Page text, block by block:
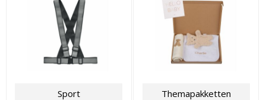
Sport Themapakketten